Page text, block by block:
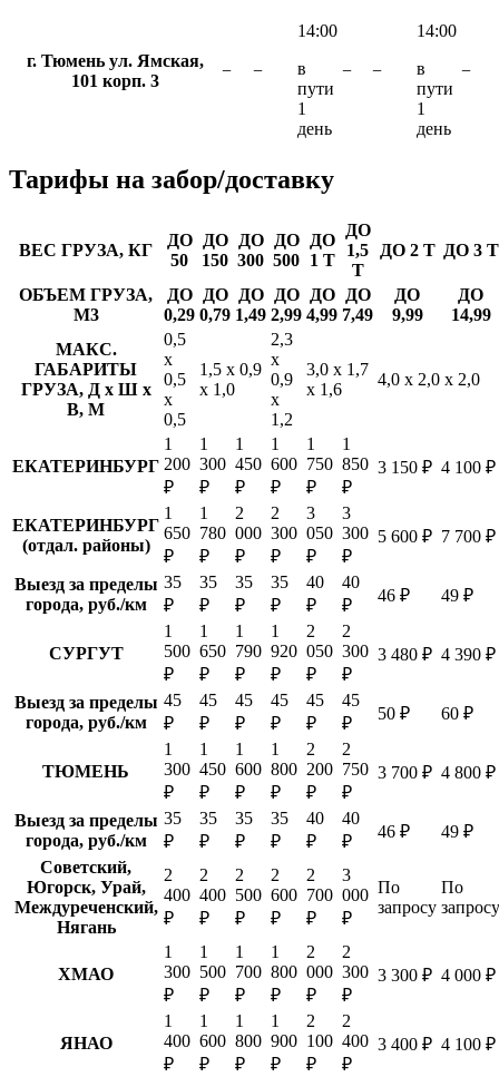
г. Тюмень ул. Ямская,
101 корп. 3
− −
14:00
в
пути
1
день
− −
14:00
в
пути
1
день
−
Тарифы на забор/доставку
ВЕС ГРУЗА, КГ
ДО
50
ДО
150
ДО
300
ДО
500
ДО
1 Т
ДО
1,5
Т
ДО 2 Т ДО 3 Т
ОБЪЕМ ГРУЗА,
М3
ДО
0,29
ДО
0,79
ДО
1,49
ДО
2,99
ДО
4,99
ДО
7,49
ДО
9,99
ДО
14,99
МАКС.
ГАБАРИТЫ
ГРУЗА, Д х Ш х
В, М
0,5
х
0,5
х
0,5
1,5 х 0,9
х 1,0
2,3
х
0,9
х
1,2
3,0 х 1,7
х 1,6
4,0 х 2,0 х 2,0
ЕКАТЕРИНБУРГ
1
200
₽
1
300
₽
1
450
₽
1
600
₽
1
750
₽
1
850
₽
3 150 ₽ 4 100 ₽
ЕКАТЕРИНБУРГ
(отдал. районы)
1
650
₽
1
780
₽
2
000
₽
2
300
₽
3
050
₽
3
300
₽
5 600 ₽ 7 700 ₽
Выезд за пределы
города, руб./км
35
₽
35
₽
35
₽
35
₽
40
₽
40
₽
46 ₽ 49 ₽
СУРГУТ
1
500
₽
1
650
₽
1
790
₽
1
920
₽
2
050
₽
2
300
₽
3 480 ₽ 4 390 ₽
Выезд за пределы
города, руб./км
45
₽
45
₽
45
₽
45
₽
45
₽
45
₽
50 ₽ 60 ₽
ТЮМЕНЬ
1
300
₽
1
450
₽
1
600
₽
1
800
₽
2
200
₽
2
750
₽
3 700 ₽ 4 800 ₽
Выезд за пределы
города, руб./км
35
₽
35
₽
35
₽
35
₽
40
₽
40
₽
46 ₽
49 ₽
Советский,
Югорск, Урай,
Междуреченский,
Нягань
2
400
₽
2
400
₽
2
500
₽
2
600
₽
2
700
₽
3
000
₽
По
запросу
По
запросу
ХМАО
1
300
₽
1
500
₽
1
700
₽
1
800
₽
2
000
₽
2
300
₽
3 300 ₽ 4 000 ₽
ЯНАО
1
400
₽
1
600
₽
1
800
₽
1
900
₽
2
100
₽
2
400
₽
3 400 ₽ 4 100 ₽